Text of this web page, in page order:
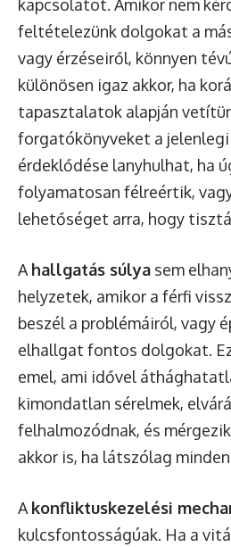
kapcsolatot. Amikor nem
feltételezünk dolgokat a
vagy érzéseiről, könnyen
különösen igaz akkor, ha
tapasztalatok alapján
forgatókönyveket a jelenlegi
érdeklődése lanyhulhat, ha
folyamatosan félreértik,
lehetőséget arra, hogy
A hallgatás súlya sem
helyzetek, amikor a férfi
beszél a problémáiról, vagy
elhallgat fontos dolgokat.
emel, ami idővel
kimondatlan sérelmek,
felhalmozódnak, és
akkor is, ha látszólag
A konfliktuskezelési
kulcsfontosságúak. Ha a